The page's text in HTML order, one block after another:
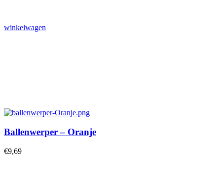
winkelwagen
Ballenwerper – Oranje
€9,69